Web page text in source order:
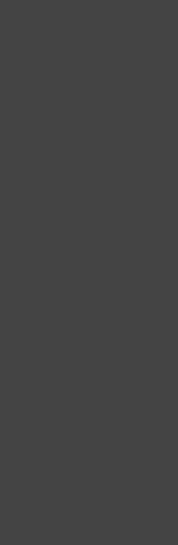
facebook page
Realty Twitter page
Westman Realty
21 Westman Realty